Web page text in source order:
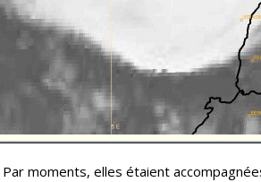
moments, elles étaient